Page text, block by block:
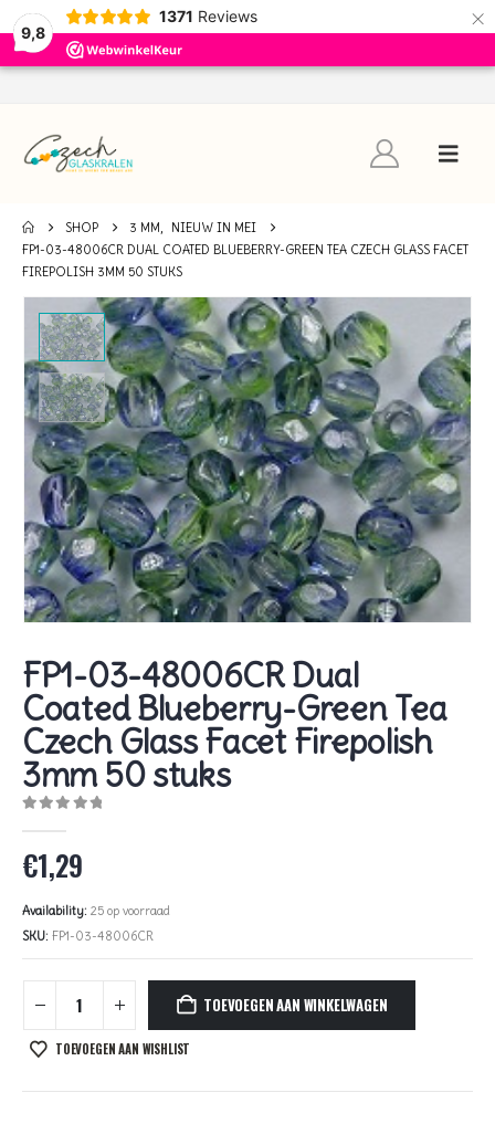
9,8
1371 Reviews ×
SHOP 3 MM,
NIEUW IN MEI
FP1-03-48006CR DUAL COATED BLUEBERRY-GREEN TEA CZECH GLASS FACET
FIREPOLISH 3MM 50 STUKS
FP1-03-48006CR Dual
Coated Blueberry-Green Tea
Czech Glass Facet Firepolish
3mm 50 stuks
€1,29
Availability: 25 op voorraad
SKU: FP1-03-48006CR
TOEVOEGEN AAN WINKELWAGEN
TOEVOEGEN AAN WISHLIST